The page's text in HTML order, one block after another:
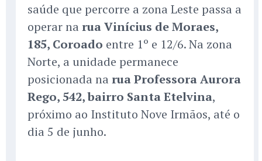
saúde que percorre a zona Leste passa a
operar na rua Vinícius de Moraes,
185, Coroado entre 1º e 12/6. Na zona
Norte, a unidade permanece
posicionada na rua Professora Aurora
Rego, 542, bairro Santa Etelvina,
próximo ao Instituto Nove Irmãos, até o
dia 5 de junho.